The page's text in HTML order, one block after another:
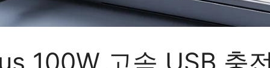
100W 고속 USB 충